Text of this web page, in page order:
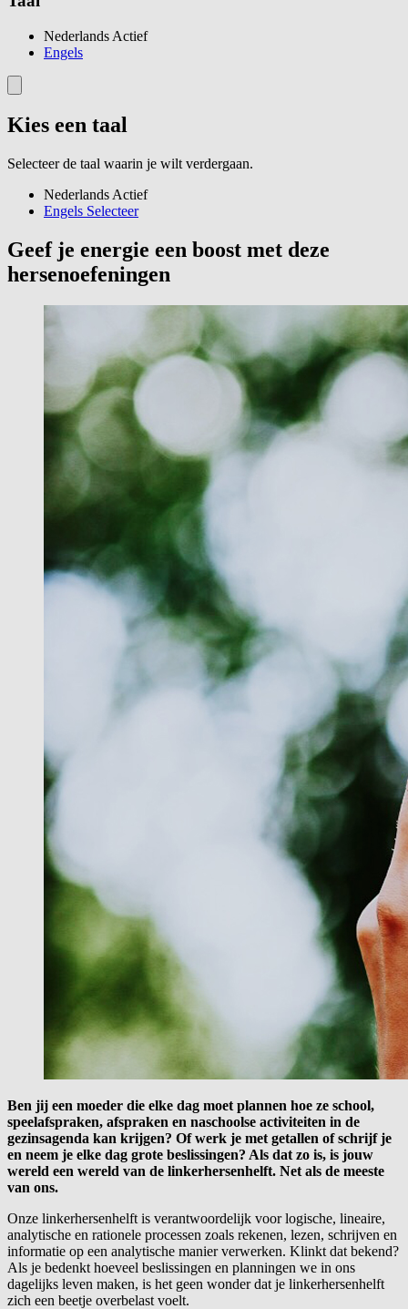
Nederlands Actief
Engels
Kies een taal
Selecteer de taal waarin je wilt verdergaan.
Nederlands Actief
Engels Selecteer
Geef je energie een boost met deze
hersenoefeningen
Ben jij een moeder die elke dag moet plannen hoe ze school,
speelafspraken, afspraken en naschoolse activiteiten in de
gezinsagenda kan krijgen? Of werk je met getallen of schrijf je
en neem je elke dag grote beslissingen? Als dat zo is, is jouw
wereld een wereld van de linkerhersenhelft. Net als de meeste
van ons.
Onze linkerhersenhelft is verantwoordelijk voor logische, lineaire,
analytische en rationele processen zoals rekenen, lezen, schrijven en
informatie op een analytische manier verwerken. Klinkt dat bekend?
Als je bedenkt hoeveel beslissingen en planningen we in ons
dagelijks leven maken, is het geen wonder dat je linkerhersenhelft
zich een beetje overbelast voelt.